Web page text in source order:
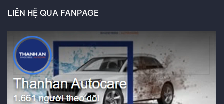
LIÊN HỆ QUA FANPAGE